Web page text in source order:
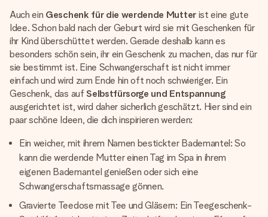
Auch ein Geschenk für die werdende Mutterist eine gute
Idee. Schon bald nach der Geburt wird sie mit Geschenken für
ihr Kind überschüttet werden. Gerade deshalb kann es
besonders schön sein, ihr ein Geschenk zu machen, das nur für
sie bestimmt ist. Eine Schwangerschaft ist nicht immer
einfach und wird zum Ende hin oft noch schwieriger. Ein
Geschenk, das auf Selbstfürsorge und Entspannung
ausgerichtet ist, wird daher sicherlich geschätzt. Hier sind ein
paar schöne Ideen, die dich inspirieren werden:
Ein weicher, mit ihrem Namen bestickter Bademantel: So
kann die werdende Mutter einen Tag im Spa in ihrem
eigenen Bademantel genießen oder sich eine
Schwangerschaftsmassage gönnen.
Gravierte Teedose mit Tee und Gläsern: Ein Teegeschenk-